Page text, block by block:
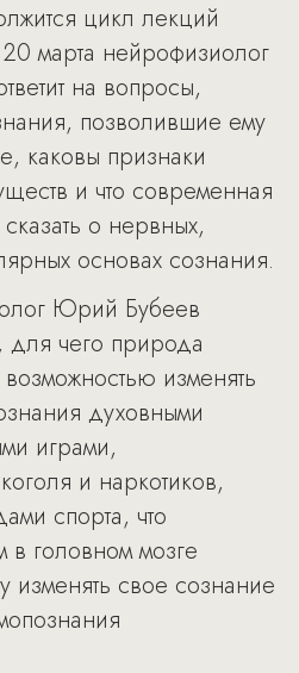
цикл лекций
марта нейрофизиолог
на вопросы,
позволившие ему
каковы признаки
и что современная
о нервных,
основах сознания.
Юрий Бубеев
для чего природа
изменять
духовными
играми,
и наркотиков,
спорта, что
в головном мозге
изменять свое сознание